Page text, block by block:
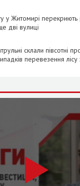
у Житомирі перекриють
дві вулиці
склали півсотні
перевезення